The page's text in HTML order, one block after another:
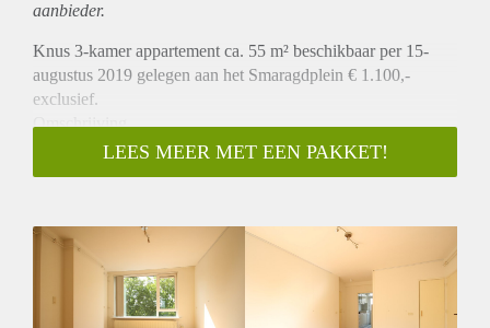
aanbieder.
Knus 3-kamer appartement ca. 55 m² beschikbaar per 15-
augustus 2019 gelegen aan het Smaragdplein € 1.100,-
exclusief.
Omschrijving
Dit gestoffeerd 3-kamer appartement is gelegen op de 4e
verdieping met balkon met uitzicht op een groenstrook waar
over het winkelcentrum Smaragdplein en is voorzien van
zonnewering. De ruime keuken gesloten is gelegen aan de
achterzijde van de woning, waaraan ook het balkon is
gesitueerd, en is voorzien van alle benodigde
LEES MEER MET EEN PAKKET!